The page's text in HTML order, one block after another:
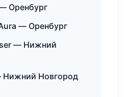
Оренбург
— Оренбург
— Нижний
Новгород